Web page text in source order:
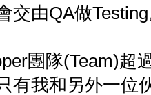
交由QA做
團隊(Team)超
有我和另外一位